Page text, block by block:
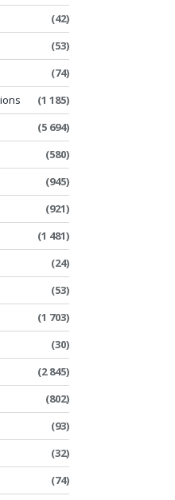
(42)
(53)
(74)
(1 185)
(5 694)
(580)
(945)
(921)
(1 481)
(24)
(53)
(1 703)
(30)
(2 845)
(802)
(93)
(32)
(74)